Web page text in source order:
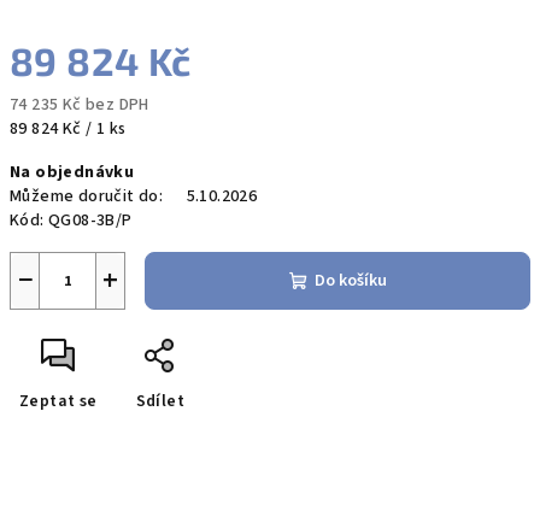
89 824 Kč
74 235 Kč bez DPH
Měrná
89 824 Kč / 1 ks
Na objednávku
Můžeme doručit do:
5.10.2026
Kód: QG08-3B/P
+
− Do košíku
Zeptat se Sdílet